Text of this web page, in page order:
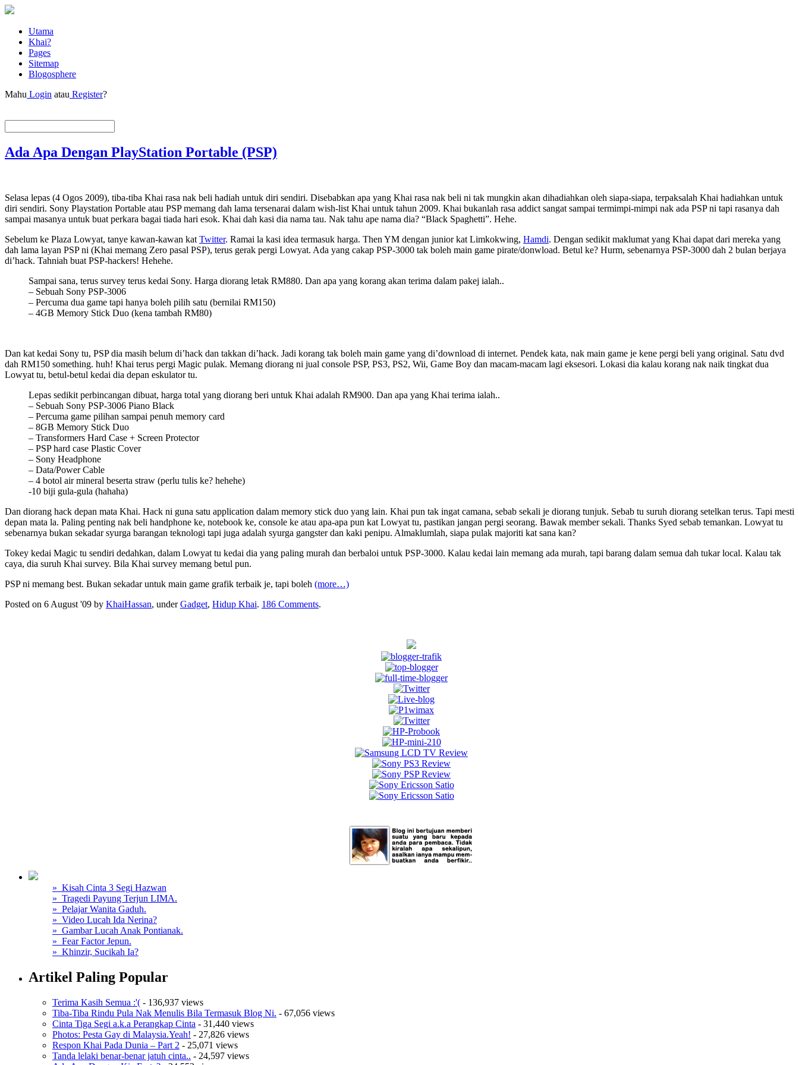
Utama
Khai?
Pages
Sitemap
Blogosphere
Mahu Login atau Register?
Ada Apa Dengan PlayStation Portable (PSP)
Selasa lepas (4 Ogos 2009), tiba-tiba Khai rasa nak beli hadiah untuk diri sendiri. Disebabkan apa yang Khai rasa nak beli ni tak mungkin akan dihadiahkan oleh siapa-siapa, terpaksalah Khai hadiahkan untuk
diri sendiri. Sony Playstation Portable atau PSP memang dah lama tersenarai dalam wish-list Khai untuk tahun 2009. Khai bukanlah rasa addict sangat sampai termimpi-mimpi nak ada PSP ni tapi rasanya dah
sampai masanya untuk buat perkara bagai tiada hari esok. Khai dah kasi dia nama tau. Nak tahu ape nama dia? “Black Spaghetti”. Hehe.
Sebelum ke Plaza Lowyat, tanye kawan-kawan kat Twitter. Ramai la kasi idea termasuk harga. Then YM dengan junior kat Limkokwing, Hamdi. Dengan sedikit maklumat yang Khai dapat dari mereka yang
dah lama layan PSP ni (Khai memang Zero pasal PSP), terus gerak pergi Lowyat. Ada yang cakap PSP-3000 tak boleh main game pirate/donwload. Betul ke? Hurm, sebenarnya PSP-3000 dah 2 bulan berjaya
di’hack. Tahniah buat PSP-hackers! Hehehe.
Sampai sana, terus survey terus kedai Sony. Harga diorang letak RM880. Dan apa yang korang akan terima dalam pakej ialah..
– Sebuah Sony PSP-3006
– Percuma dua game tapi hanya boleh pilih satu (bernilai RM150)
– 4GB Memory Stick Duo (kena tambah RM80)
Dan kat kedai Sony tu, PSP dia masih belum di’hack dan takkan di’hack. Jadi korang tak boleh main game yang di’download di internet. Pendek kata, nak main game je kene pergi beli yang original. Satu dvd
dah RM150 something. huh! Khai terus pergi Magic pulak. Memang diorang ni jual console PSP, PS3, PS2, Wii, Game Boy dan macam-macam lagi eksesori. Lokasi dia kalau korang nak naik tingkat dua
Lowyat tu, betul-betul kedai dia depan eskulator tu.
Lepas sedikit perbincangan dibuat, harga total yang diorang beri untuk Khai adalah RM900. Dan apa yang Khai terima ialah..
– Sebuah Sony PSP-3006 Piano Black
– Percuma game pilihan sampai penuh memory card
– 8GB Memory Stick Duo
– Transformers Hard Case + Screen Protector
– PSP hard case Plastic Cover
– Sony Headphone
– Data/Power Cable
– 4 botol air mineral beserta straw (perlu tulis ke? hehehe)
-10 biji gula-gula (hahaha)
Dan diorang hack depan mata Khai. Hack ni guna satu application dalam memory stick duo yang lain. Khai pun tak ingat camana, sebab sekali je diorang tunjuk. Sebab tu suruh diorang setelkan terus. Tapi mesti
depan mata la. Paling penting nak beli handphone ke, notebook ke, console ke atau apa-apa pun kat Lowyat tu, pastikan jangan pergi seorang. Bawak member sekali. Thanks Syed sebab temankan. Lowyat tu
sebenarnya bukan sekadar syurga barangan teknologi tapi juga adalah syurga gangster dan kaki penipu. Almaklumlah, siapa pulak majoriti kat sana kan?
Tokey kedai Magic tu sendiri dedahkan, dalam Lowyat tu kedai dia yang paling murah dan berbaloi untuk PSP-3000. Kalau kedai lain memang ada murah, tapi barang dalam semua dah tukar local. Kalau tak
caya, dia suruh Khai survey. Bila Khai survey memang betul pun.
PSP ni memang best. Bukan sekadar untuk main game grafik terbaik je, tapi boleh (more…)
Posted on 6 August '09 by KhaiHassan, underGadget, Hidup Khai. 186 Comments.
» Kisah Cinta 3 Segi Hazwan
» Tragedi Payung Terjun LIMA.
» Pelajar Wanita Gaduh.
» Video Lucah Ida Nerina?
» Gambar Lucah Anak Pontianak.
» Fear Factor Jepun.
» Khinzir, Sucikah Ia?
Artikel Paling Popular
Terima Kasih Semua :'( - 136,937 views
Tiba-Tiba Rindu Pula Nak Menulis Bila Termasuk Blog Ni. - 67,056 views
Cinta Tiga Segi a.k.a Perangkap Cinta - 31,440 views
Photos: Pesta Gay di Malaysia.Yeah! - 27,826 views
Respon Khai Pada Dunia – Part 2 - 25,071 views
Tanda lelaki benar-benar jatuh cinta.. - 24,597 views